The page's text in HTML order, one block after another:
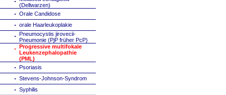
(Dellwarzen)
Orale Candidose
orale Haarleukoplakie
Pneumocystis jirovecii-
Pneumonie (PjP früher PcP)
Progressive multifokale
Leukenzephalopathie
(PML)
Psoriasis
Stevens-Johnson-Syndrom
Syphilis